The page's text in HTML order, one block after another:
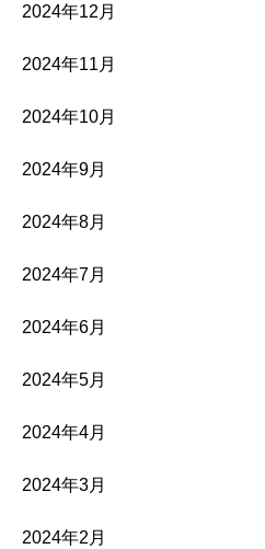
2024年12月
2024年11月
2024年10月
2024年9月
2024年8月
2024年7月
2024年6月
2024年5月
2024年4月
2024年3月
2024年2月